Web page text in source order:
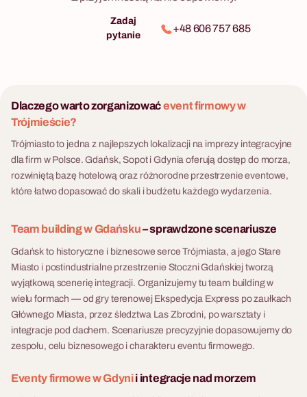
Zadaj
pytanie
+48 606 757 685
Dlaczego warto zorganizowaćevent firmowy w
Trójmieście?
Trójmiasto to jedna z najlepszych lokalizacji na imprezy integracyjne
dla firm w Polsce. Gdańsk, Sopot i Gdynia oferują dostęp do morza,
rozwiniętą bazę hotelową oraz różnorodne przestrzenie eventowe,
które łatwo dopasować do skali i budżetu każdego wydarzenia.
Team building w Gdańsku– sprawdzone scenariusze
Gdańsk to historyczne i biznesowe serce Trójmiasta, a jego Stare
Miasto i postindustrialne przestrzenie Stoczni Gdańskiej tworzą
wyjątkową scenerię integracji. Organizujemy tu team building w
wielu formach — od gry terenowej Ekspedycja Express po zaułkach
Głównego Miasta, przez śledztwa Las Zbrodni, po warsztaty i
integracje pod dachem. Scenariusze precyzyjnie dopasowujemy do
zespołu, celu biznesowego i charakteru eventu firmowego.
Eventy firmowe w Gdynii integracje nad morzem